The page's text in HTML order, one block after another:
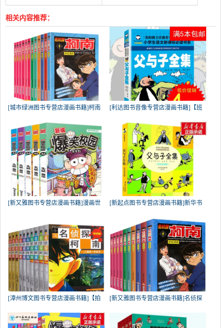
相关内容推荐：
[城市绿洲图书专营店漫画书籍]柯南 [利达图书音像专营店漫画书籍]【班
[新又雅图书专营店漫画书籍]漫画世 [新起点图书专营店漫画书籍]新华书
[漳州博文图书专营店漫画书籍]【拍 [新又雅图书专营店漫画书籍]名侦探